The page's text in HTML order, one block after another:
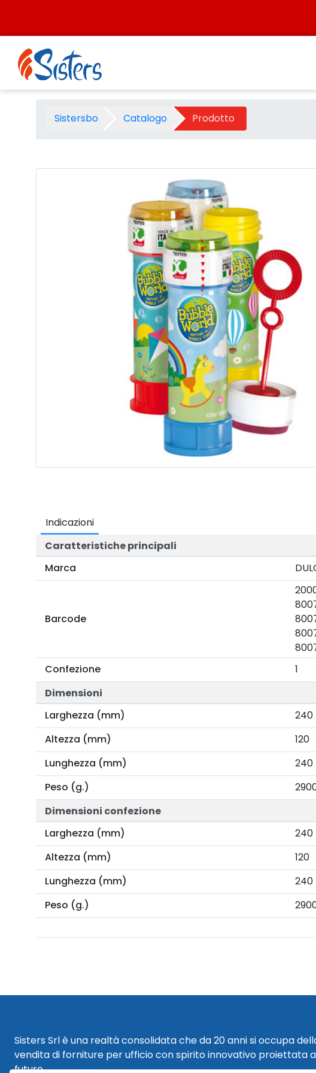
Bolle sapone standard - ml 60 -
Sistersbo Catalogo Prodotto
Indicazioni
Caratteristiche principali
Marca
Barcode
Confezione
1
Dimensioni
Larghezza (mm)
240
Altezza (mm)
120
Lunghezza (mm)
240
Peso (g.)
Dimensioni confezione
Larghezza (mm)
240
Altezza (mm)
120
Lunghezza (mm)
240
Peso (g.)
Sisters Srl è una realtà consolidata che da 20 anni si occupa
vendita di forniture per ufficio con spirito innovativo proiettata
futuro.